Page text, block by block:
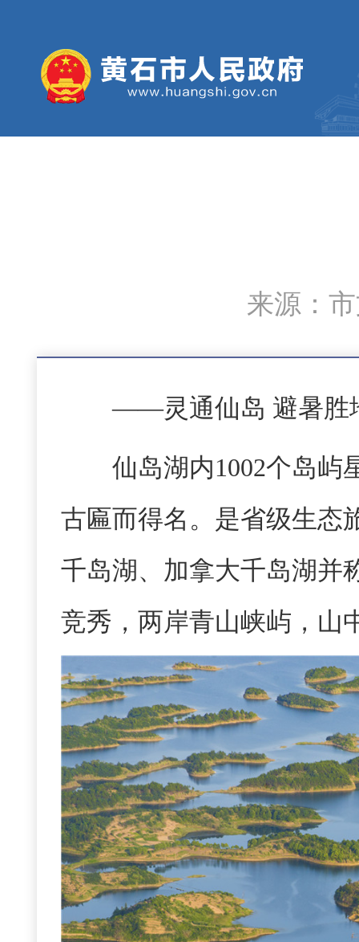
来源：
——灵通仙岛 避暑胜
仙岛湖内1002个岛屿
古匾而得名。 是省级生态
千岛湖、加拿大千岛湖并
竞秀，两岸青山峡屿，山